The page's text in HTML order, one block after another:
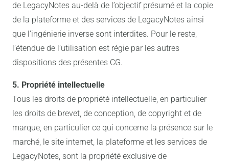
de LegacyNotes au-delà de l’objectif présumé et la copie
de la plateforme et des services de LegacyNotes ainsi
que l’ingénierie inverse sont interdites. Pour le reste,
l’étendue de l’utilisation est régie par les autres
dispositions des présentes CG.
5. Propriété intellectuelle
Tous les droits de propriété intellectuelle, en particulier
les droits de brevet, de conception, de copyright et de
marque, en particulier ce qui concerne la présence sur le
marché, le site internet, la plateforme et les services de
LegacyNotes, sont la propriété exclusive de